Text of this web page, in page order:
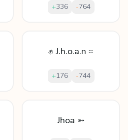
+336 -764
✊ J.h.o.a.n ≈
+176 -744
Jhoa ➳